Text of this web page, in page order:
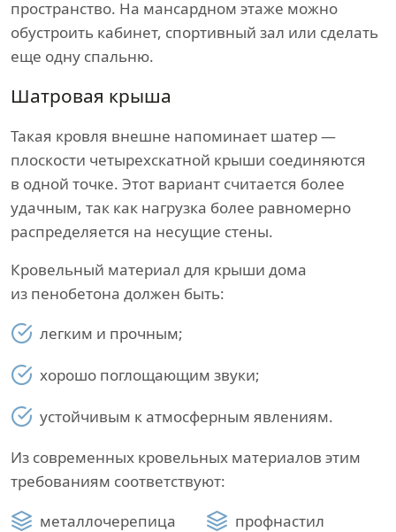
пространство. На мансардном этаже можно
обустроить кабинет, спортивный зал или сделать
еще одну спальню.
Шатровая крыша
Такая кровля внешне напоминает шатер —
плоскости четырехскатной крыши соединяются
в одной точке. Этот вариант считается более
удачным, так как нагрузка более равномерно
распределяется на несущие стены.
Кровельный материал для крыши дома
из пенобетона должен быть:
легким и прочным;
хорошо поглощающим звуки;
устойчивым к атмосферным явлениям.
Из современных кровельных материалов этим
требованиям соответствуют:
металлочерепица
профнастил